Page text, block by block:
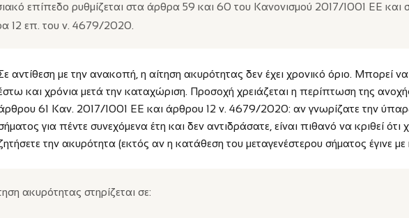
επίπεδο ρυθμίζεται στα άρθρα 59 και 60 του Κανονισμού 2017/1001 ΕΕ και
12 επ. του ν. 4679/2020.
αντίθεση με την ανακοπή, η αίτηση ακυρότητας δεν έχει χρονικό όριο. Μπορεί
και χρόνια μετά την καταχώριση. Προσοχή χρειάζεται η περίπτωση της
61 Καν. 2017/1001 ΕΕ και άρθρου 12 ν. 4679/2020: αν γνωρίζατε την
για πέντε συνεχόμενα έτη και δεν αντιδράσατε, είναι πιθανό να κριθεί
την ακυρότητα (εκτός αν η κατάθεση του μεταγενέστερου σήματος έγινε
ακυρότητας στηρίζεται σε: